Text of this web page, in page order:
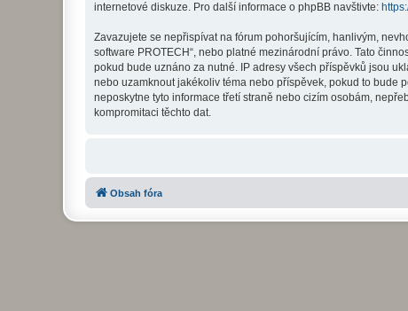
internetové diskuze. Pro další informace o phpBB navštivte:
Zavazujete se nepřispívat na fórum pohoršujícím, hanlivým,
software PROTECH“, nebo platné mezinárodní právo. Tato
pokud bude uznáno za nutné. IP adresy všech příspěvků jsou
nebo uzamknout jakékoliv téma nebo příspěvek, pokud to bude
neposkytne tyto informace třetí straně nebo cizím osobám,
kompromitaci těchto dat.
Obsah fóra